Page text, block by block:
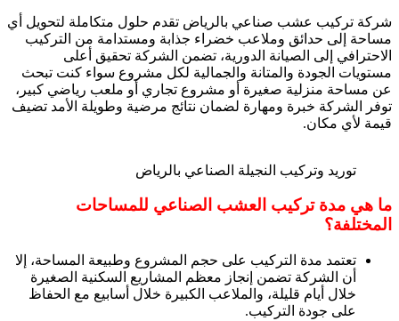
شركة تركيب عشب صناعي بالرياض تقدم حلول متكاملة لتحويل أي
مساحة إلى حدائق وملاعب خضراء جذابة ومستدامة من التركيب
الاحترافي إلى الصيانة الدورية، تضمن الشركة تحقيق أعلى
مستويات الجودة والمتانة والجمالية لكل مشروع سواء كنت تبحث
عن مساحة منزلية صغيرة أو مشروع تجاري أو ملعب رياضي كبير،
توفر الشركة خبرة ومهارة لضمان نتائج مرضية وطويلة الأمد تضيف
قيمة لأي مكان.
توريد وتركيب النجيلة الصناعي بالرياض
ما هي مدة تركيب العشب الصناعي للمساحات
المختلفة؟
تعتمد مدة التركيب على حجم المشروع وطبيعة المساحة، إلا
أن الشركة تضمن إنجاز معظم المشاريع السكنية الصغيرة
خلال أيام قليلة، والملاعب الكبيرة خلال أسابيع مع الحفاظ
على جودة التركيب.